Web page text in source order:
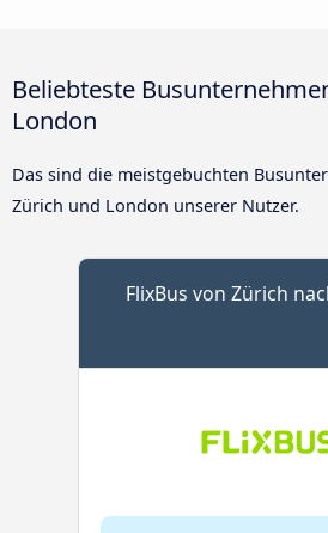
Beliebteste
London
Das sind die meistgebuchten
Zürich und London unserer Nutzer.
FlixBus von Zürich